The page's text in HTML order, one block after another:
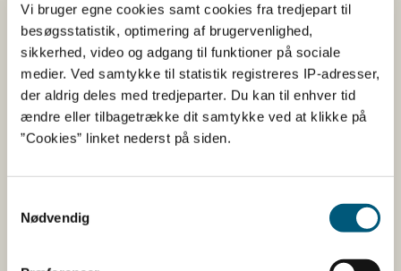
Vi bruger egne cookies samt cookies fra tredjepart til
besøgsstatistik, optimering af brugervenlighed,
sikkerhed, video og adgang til funktioner på sociale
medier. Ved samtykke til statistik registreres IP-adresser,
der aldrig deles med tredjeparter. Du kan til enhver tid
ændre eller tilbagetrække dit samtykke ved at klikke på
”Cookies” linket nederst på siden.
Nødvendig
Her kan du finde detaljerede
oplysninger om det kosttilskud,
du har søgt på
Informationerne er angivet af den virksomhed, der har
Her kan du bl.a. se, hvilke indholdsstoffer produktet